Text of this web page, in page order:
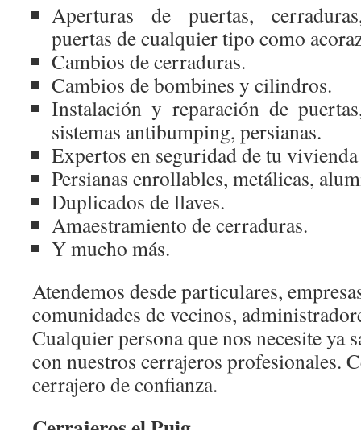
Aperturas de puertas,
puertas de cualquier tipo como
Cambios de cerraduras.
Cambios de bombines y cilindros.
Instalación y reparación de
sistemas antibumping, persianas.
Expertos en seguridad de tu
Persianas enrollables, metálicas,
Duplicados de llaves.
Amaestramiento de cerraduras.
Y mucho más.
Atendemos desde particulares,
comunidades de vecinos,
Cualquier persona que nos necesite ya
con nuestros cerrajeros profesionales.
cerrajero de confianza.